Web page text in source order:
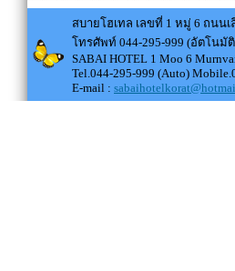
สบายโฮเทล เลขที่ 1 หมู่ 6 ถนน
โทรศัพท์ 044-295-999 (อัตโนมั
SABAI HOTEL 1 Moo 6
Tel.044-295-999 (Auto)
E-mail :